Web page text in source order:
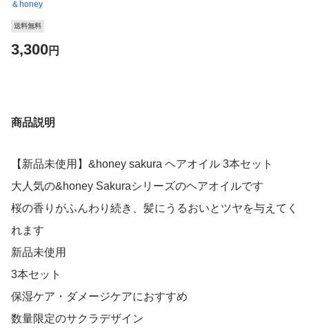
＆honey
送料無料
3,300円
商品説明
【新品未使用】&honey sakura ヘアオイル 3本セット
大人気の&honey Sakuraシリーズのヘアオイルです
桜の香りがふんわり続き、髪にうるおいとツヤを与えてく
れます
新品未使用
3本セット
保湿ケア・ダメージケアにおすすめ
数量限定のサクラデザイン